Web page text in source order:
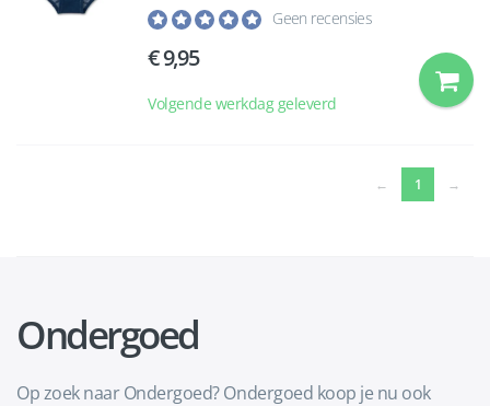
Geen recensies
9,95
Volgende werkdag geleverd
← 1 (current)
→
Ondergoed
Op zoek naar Ondergoed? Ondergoed koop je nu ook